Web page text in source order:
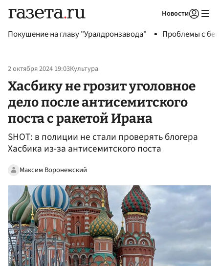
Новости
Покушение на главу "Уралдронзавода" Проблемы с
2 октября 2024 19:03Культура
Хасбику не грозит уголовное
дело после антисемитского
поста с ракетой Ирана
SHOT: в полиции не стали проверять блогера
Хасбика из-за антисемитского поста
Максим Воронежский